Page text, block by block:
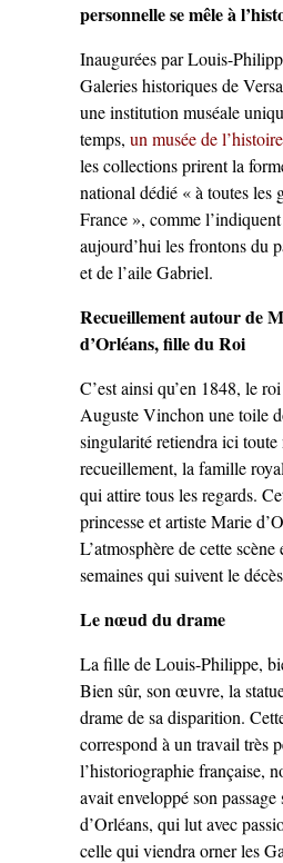
personnelle se mêle à
Inaugurées par Louis-
Galeries historiques de
une institution muséale
temps, un musée de
les collections prirent la
national dédié « à toutes les
France », comme
aujourd’hui les frontons du
et de l’aile Gabriel.
Recueillement autour de
d’Orléans, fille du Roi
C’est ainsi qu’en 1848, le
Auguste Vinchon une toile
singularité retiendra ici toute
recueillement, la famille
qui attire tous les regards.
princesse et artiste Marie
L’atmosphère de cette
semaines qui suivent le
Le nœud du drame
La fille de Louis-Philippe,
Bien sûr, son œuvre, la
drame de sa disparition.
correspond à un travail très
l’historiographie française,
avait enveloppé son
d’Orléans, qui lut avec
celle qui viendra orner les